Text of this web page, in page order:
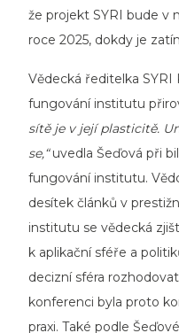
že projekt SYRI bude v
roce 2025, dokdy je
Vědecká ředitelka SYRI
fungování institutu
sítě je v její plasticitě.
se,“uvedla Šeďová při
fungování institutu.
desítek článků v
institutu se vědecká
k aplikační sféře a
decizní sféra
konferenci byla proto
praxi. Také podle